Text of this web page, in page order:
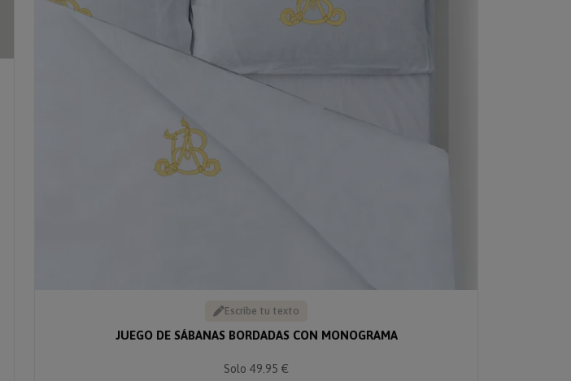
Escribe tu texto
JUEGO DE SÁBANAS BORDADAS CON MONOGRAMA
Solo 49.95 €